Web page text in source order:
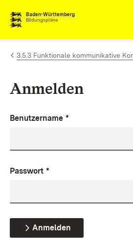
Zum Inhalt springen
Baden-Württemberg
Bildungspläne
3.5.3 Funktionale kommunikative
Anmelden
Benutzername *
Passwort *
Anmelden